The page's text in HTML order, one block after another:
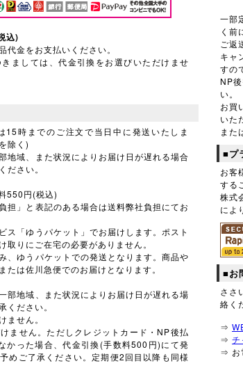
込)
代金をお支払いください。
ましては、代金引換をお選びいただけませ
15時までのご注文で当日中に発送いたしま
除く)
地域、また状況によりお届け日が遅れる場合
ださい。
550円(税込)
担」と表記のある場合は送料弊社負担にてお
ス「ゆうパケット」でお届けします。ポスト
取りにご在宅の必要がありません。
、ゆうパケットでの発送となります。商品や
たは佐川急便でのお届けとなります。
部地域、また状況によりお届け日が遅れる場
ください。
ません。
ません。ただしクレジットカード・NP後払
かった場合、代金引換(手数料500円)にて発
めご了承ください。定期便2回目以降も同様
一部
く前
ご返
キャ
すの
NP
い。
お買
いた
また
■プ
お客
する
株式
によ
■お
ささ
絡く
⇒
⇒ チ
⇒ お